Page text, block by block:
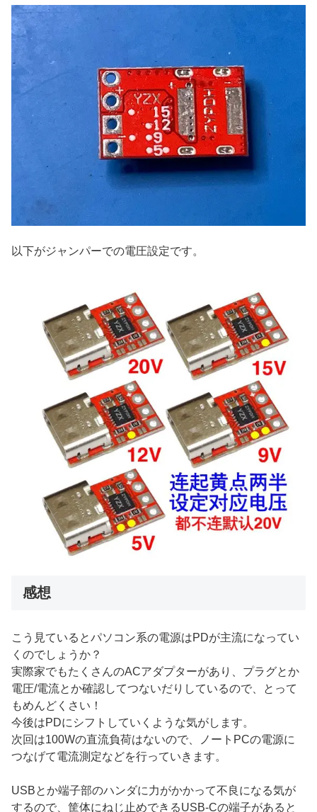
以下がジャンパーでの電圧設定です。
感想
こう見ているとパソコン系の電源はPDが主流になってい
くのでしょうか？
実際家でもたくさんのACアダプターがあり、プラグとか
電圧/電流とか確認してつないだりしているので、とって
もめんどくさい！
今後はPDにシフトしていくような気がします。
次回は100Wの直流負荷はないので、ノートPCの電源に
つなげて電流測定などを行っていきます。
USBとか端子部のハンダに力がかかって不良になる気が
するので、筐体にねじ止めできるUSB-Cの端子があると